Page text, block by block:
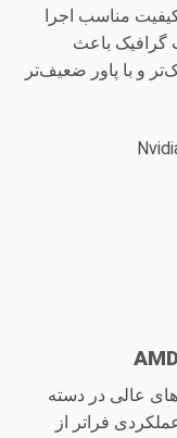
کیفیت مناسب اجرا
گرافیک باعث
و با پاور ضعیف‌تر
عالی در دسته
فراتر از